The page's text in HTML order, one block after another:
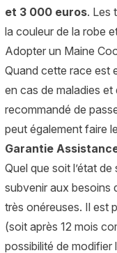
et 3 000 euros. Les
la couleur de la robe
Adopter un Maine
Quand cette race est
en cas de maladies
recommandé de
peut également faire
Garantie
Quel que soit l’état
subvenir aux besoins
très onéreuses. Il est
(soit après 12 mois
possibilité de modifier